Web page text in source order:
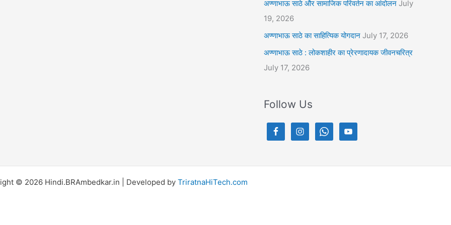
अण्णाभाऊ साठे और सामाजिक परिवर्तन का आंदोलन July
19, 2026
अण्णाभाऊ साठे का साहित्यिक योगदान July 17, 2026
अण्णाभाऊ साठे : लोकशाहीर का प्रेरणादायक जीवनचरित्र
July 17, 2026
Follow Us
© 2026 Hindi.BRAmbedkar.in | Developed by TriratnaHiTech.com